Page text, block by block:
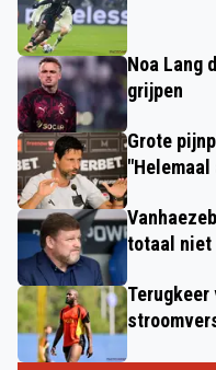
Noa Lang
grijpen
Grote
totaal niet